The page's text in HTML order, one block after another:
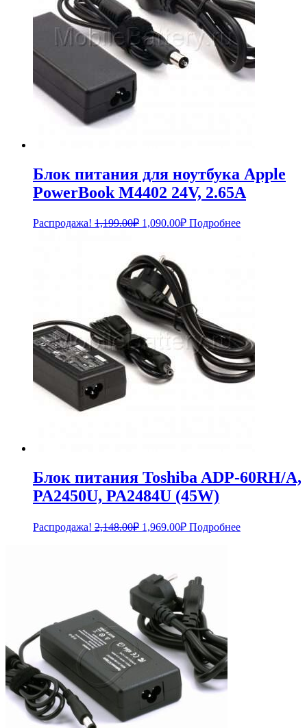
Блок питания для ноутбука Apple
PowerBook M4402 24V, 2.65A
Распродажа! 1,199.00₽ Первоначальная
1,199.00₽.
1,090.00₽Текущая
Подробнее
Блок питания Toshiba ADP-60RH/A,
PA2450U, PA2484U (45W)
Распродажа! 2,148.00₽ Первоначальная
1,969.00₽Текущая
цена:
Подробнее